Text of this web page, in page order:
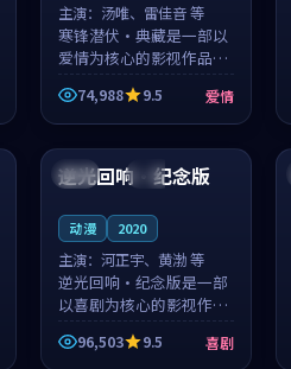
主演： 汤唯、雷佳音 等
寒锋潜伏·典藏是一部以
爱情为核心的影视作品，
围绕危机、反转与人物成
长展开，整体节奏紧凑，
值得推荐观看。
74,988 9.5 爱情
法国 院线
99:27
逆光回响·纪念版
动漫 2020
主演：河正宇、黄渤 等
逆光回响·纪念版是一部
以喜剧为核心的影视作
品，围绕危机、反转与人
物成长展开，整体节奏紧
96,503 9.5 喜剧